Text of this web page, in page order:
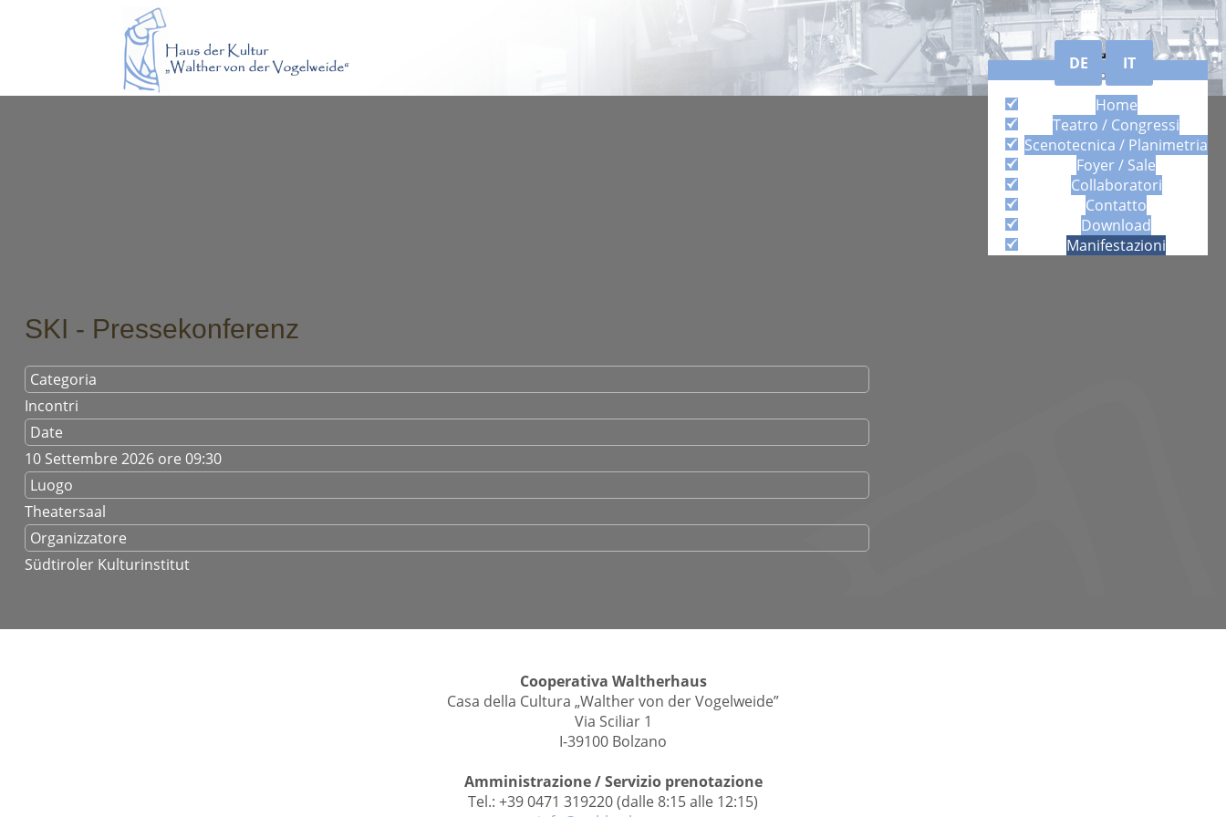
DE IT
Home
Teatro / Congressi
Scenotecnica / Planimetria
Foyer / Sale
Collaboratori
Contatto
Download
Manifestazioni
SKI - Pressekonferenz
Categoria
Incontri
Date
10 Settembre 2026 ore 09:30
Luogo
Theatersaal
Organizzatore
Südtiroler Kulturinstitut
Cooperativa Waltherhaus
Casa della Cultura „Walther von der Vogelweide”
Via Sciliar 1
I-39100 Bolzano
Amministrazione / Servizio prenotazione
Tel.: +39 0471 319220 (dalle 8:15 alle 12:15)